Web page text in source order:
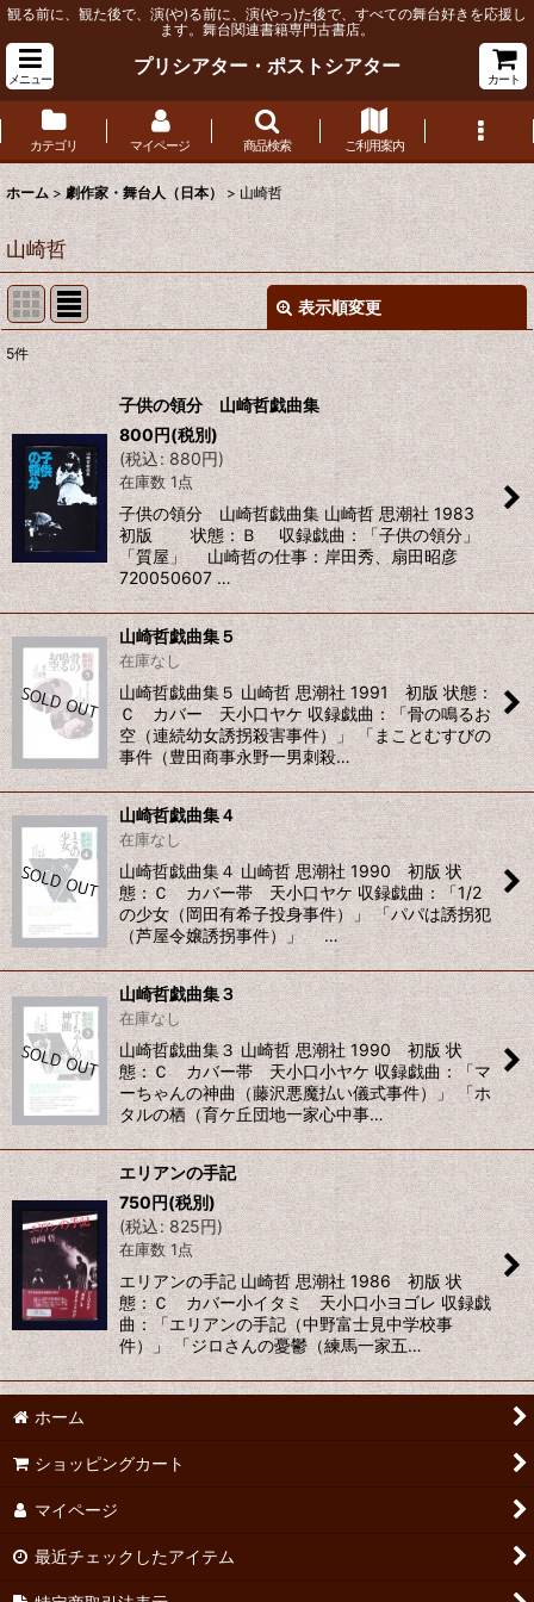
観る前に、観た後で、演(や)る前に、演(やっ)た後で、すべての舞台好きを応援し
ます。舞台関連書籍専門古書店。
メニュー
プリシアター・ポストシアター
カート
カテゴリ マイページ 商品検索 ご利用案内
ホーム > 劇作家・舞台人（日本） > 山崎哲
山崎哲
表示順変更
表示数 :
並び順:
絞り込む
5件
子供の領分 山崎哲戯曲集
800円(税別)
(税込: 880円)
在庫数 1点
子供の領分 山崎哲戯曲集 山崎哲 思潮社 1983
初版 状態：Ｂ 収録戯曲：「子供の領分」
「質屋」 山崎哲の仕事：岸田秀、扇田昭彦
720050607 …
山崎哲戯曲集５
在庫なし
山崎哲戯曲集５ 山崎哲 思潮社 1991 初版 状態：
Ｃ カバー 天小口ヤケ 収録戯曲：「骨の鳴るお
空（連続幼女誘拐殺害事件）」 「まことむすびの
事件（豊田商事永野一男刺殺…
山崎哲戯曲集４
在庫なし
山崎哲戯曲集４ 山崎哲 思潮社 1990 初版 状
態：Ｃ カバー帯 天小口ヤケ 収録戯曲：「1/2
の少女（岡田有希子投身事件）」 「パパは誘拐犯
（芦屋令嬢誘拐事件）」 …
山崎哲戯曲集３
在庫なし
山崎哲戯曲集３ 山崎哲 思潮社 1990 初版 状
態：Ｃ カバー帯 天小口小ヤケ 収録戯曲：「マ
ーちゃんの神曲（藤沢悪魔払い儀式事件）」 「ホ
タルの栖（育ケ丘団地一家心中事…
エリアンの手記
750円(税別)
(税込: 825円)
在庫数 1点
エリアンの手記 山崎哲 思潮社 1986 初版 状
態：Ｃ カバー小イタミ 天小口小ヨゴレ 収録戯
曲：「エリアンの手記（中野富士見中学校事
件）」 「ジロさんの憂鬱（練馬一家五…
ホーム
ショッピングカート
マイページ
最近チェックしたアイテム